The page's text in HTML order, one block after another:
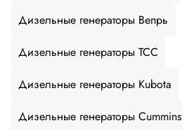
Дизельные генераторы Вепрь
Дизельные генераторы ТСС
Дизельные генераторы Kubota
Дизельные генераторы Cummins